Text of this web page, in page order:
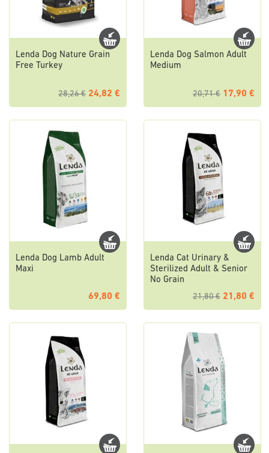
Lenda Dog Nature Grain
Free Turkey
28,26 € 24,82 €
Lenda Dog Salmon Adult
Medium
20,71 € 17,90 €
Lenda Dog Lamb Adult
Maxi
69,80 €
Lenda Cat Urinary &
Sterilized Adult & Senior
No Grain
21,80 € 21,80 €